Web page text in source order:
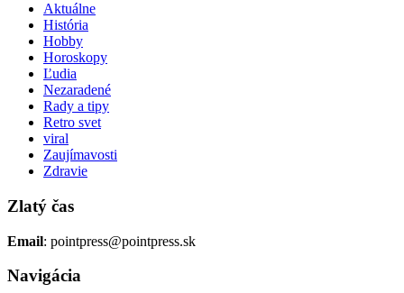
Aktuálne
História
Hobby
Horoskopy
Ľudia
Nezaradené
Rady a tipy
Retro svet
viral
Zaujímavosti
Zdravie
Zlatý čas
Email: pointpress@pointpress.sk
Navigácia